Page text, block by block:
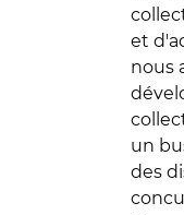
et
nous
un
des